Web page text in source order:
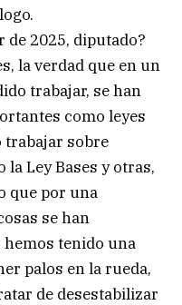
de 2025, diputado?
la verdad que en un
trabajar, se han
como leyes
trabajar sobre
Ley Bases y otras,
que por una
se han
hemos tenido una
palos en la rueda,
de desestabilizar